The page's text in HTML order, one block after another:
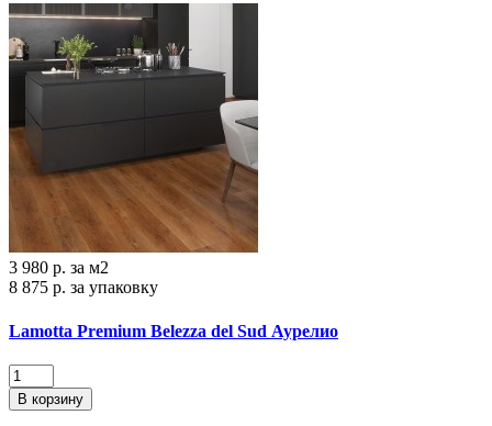
3 980 р. за м2
8 875 р. за упаковку
Lamotta Premium Belezza del Sud Аурелио
В корзину